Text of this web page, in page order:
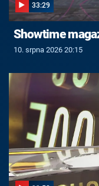
33:29
Showtime
10. srpna 2026 20:15